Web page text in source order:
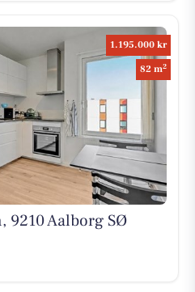
1.195.000 kr
82 m2
9210 Aalborg SØ